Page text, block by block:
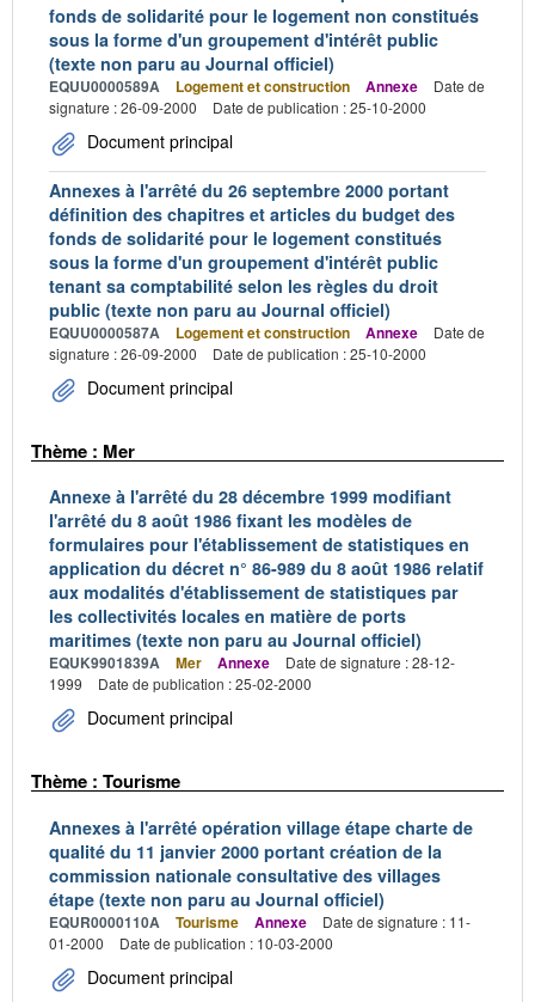
fonds de solidarité pour le logement non constitués
sous la forme d'un groupement d'intérêt public
(texte non paru au Journal officiel)
EQUU0000589A Logement et construction Annexe
Date de
signature : 26-09-2000
Date de publication : 25-10-2000
Document principal
Annexes à l'arrêté du 26 septembre 2000 portant
définition des chapitres et articles du budget des
fonds de solidarité pour le logement constitués
sous la forme d'un groupement d'intérêt public
tenant sa comptabilité selon les règles du droit
public (texte non paru au Journal officiel)
EQUU0000587A Logement et construction Annexe
Date de
signature : 26-09-2000
Date de publication : 25-10-2000
Document principal
Thème : Mer
Annexe à l'arrêté du 28 décembre 1999 modifiant
l'arrêté du 8 août 1986 fixant les modèles de
formulaires pour l'établissement de statistiques en
application du décret n° 86-989 du 8 août 1986 relatif
aux modalités d'établissement de statistiques par
les collectivités locales en matière de ports
maritimes (texte non paru au Journal officiel)
EQUK9901839A Mer Annexe
Date de signature : 28-12-
1999
Date de publication : 25-02-2000
Document principal
Thème : Tourisme
Annexes à l'arrêté opération village étape charte de
qualité du 11 janvier 2000 portant création de la
commission nationale consultative des villages
étape (texte non paru au Journal officiel)
EQUR0000110A Tourisme Annexe
Date de signature : 11-
01-2000
Date de publication : 10-03-2000
Document principal